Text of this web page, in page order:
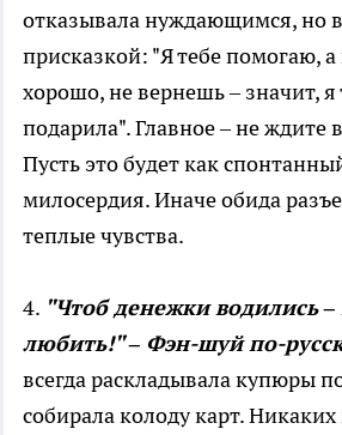
отказывала нуждающимся, но
присказкой: "Я тебе помогаю,
хорошо, не вернешь – значит, я
подарила". Главное – не ждите
Пусть это будет как
милосердия. Иначе обида
теплые чувства.
4. "Чтоб денежки водились –
любить!" – Фэн-шуй по-
всегда раскладывала купюры
собирала колоду карт.